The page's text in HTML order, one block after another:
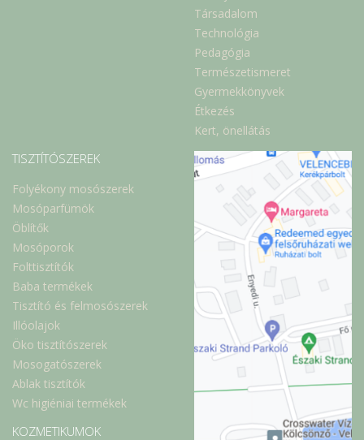
Társadalom
Technológia
Pedagógia
Természetismeret
Gyermekkönyvek
Étkezés
Kert, önellátás
TISZTÍTÓSZEREK
Folyékony mosószerek
Mosóparfümök
Öblítők
Mosóporok
Folttisztítók
Baba termékek
Tisztító és felmosószerek
Illóolajok
Öko tisztítószerek
Mosogatószerek
Ablak tisztítók
Wc higiéniai termékek
KOZMETIKUMOK